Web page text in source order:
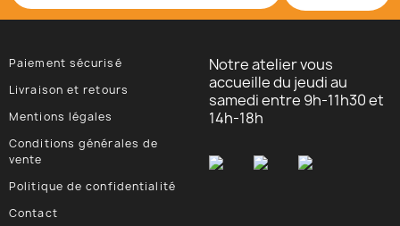
Paiement sécurisé
Livraison et retours
Mentions légales
Conditions générales de
vente
Politique de confidentialité
Contact
Notre atelier vous
accueille du jeudi au
samedi entre 9h-11h30 et
14h-18h